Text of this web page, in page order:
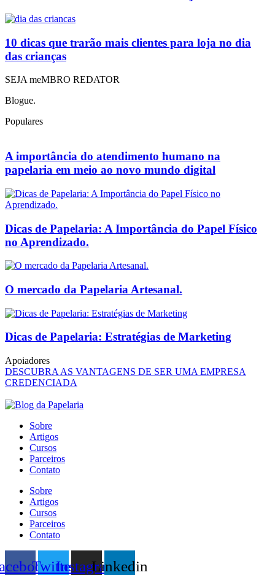
10 dicas que trarão mais clientes para loja no dia
das crianças
SEJA meMBRO REDATOR
Blogue.
Populares
A importância do atendimento humano na
papelaria em meio ao novo mundo digital
Dicas de Papelaria: A Importância do Papel Físico
no Aprendizado.
O mercado da Papelaria Artesanal.
Dicas de Papelaria: Estratégias de Marketing
Apoiadores
DESCUBRA AS VANTAGENS DE SER UMA EMPRESA
CREDENCIADA
Sobre
Artigos
Cursos
Parceiros
Contato
Sobre
Artigos
Cursos
Parceiros
Contato
TwitterInstagramLinkedin